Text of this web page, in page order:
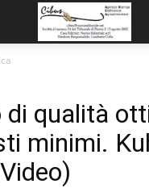
di qualità
minimi.